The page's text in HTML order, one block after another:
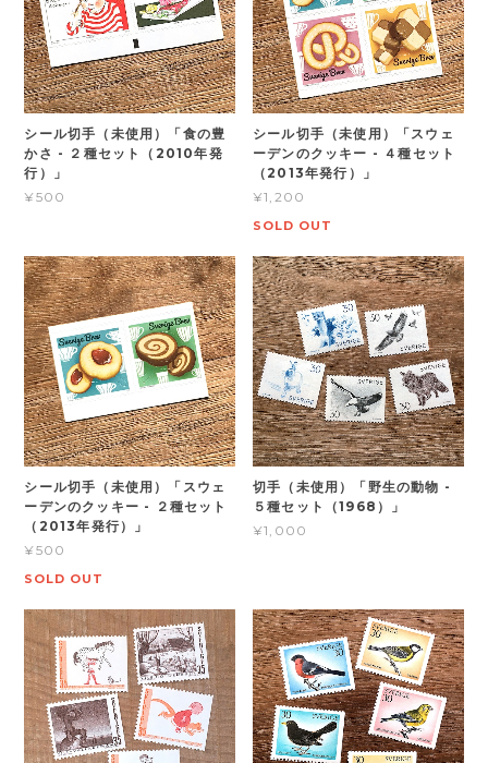
シール切手（未使用）「食の豊
かさ - ２種セット（2010年発
行）」
¥500
シール切手（未使用）「スウェ
ーデンのクッキー - ４種セット
（2013年発行）」
¥1,200
SOLD OUT
シール切手（未使用）「スウェ
ーデンのクッキー - ２種セット
（2013年発行）」
¥500
SOLD OUT
切手（未使用）「野生の動物 -
５種セット（1968）」
¥1,000